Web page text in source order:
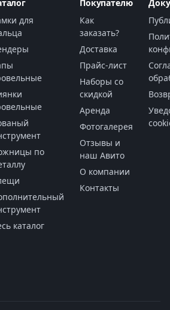
для
по
каталог
Покупателю
Как
заказать?
Доставка
Прайс-лист
Наборы со
скидкой
Аренда
Фотогалерея
Отзывы и
наш Авито
О компании
Контакты